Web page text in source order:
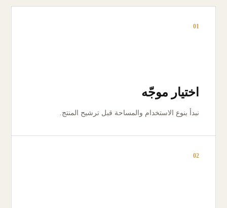
01
اختيار موجّه
نبدأ بنوع الاستخدام والمساحة قبل ترشيح المنتج.
02